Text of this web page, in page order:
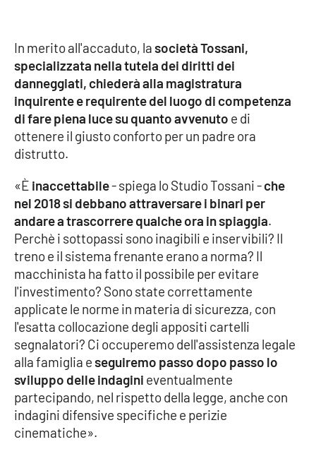
EDIZIONI
LOCALI
Catanzaro
Crotone
Vibo Valentia
Reggio Calabria
Cosenza
Lamezia Terme
PROGETTI
SPECIALI
Buona Sanità Calabria
LACALABRIAVISIONE
Destinazioni
In merito all'accaduto, lasocietà Tossani,
specializzata nella tutela dei diritti dei
danneggiati, chiederà alla magistratura
inquirente e requirente del luogo di competenza
di fare piena luce su quanto avvenuto e di
ottenere il giusto conforto per un padre ora
distrutto.
«È inaccettabile- spiega lo Studio Tossani -che
nel 2018 si debbano attraversare i binari per
andare a trascorrere qualche ora in spiaggia.
Perchè i sottopassi sono inagibili e inservibili? Il
treno e il sistema frenante erano a norma? Il
macchinista ha fatto il possibile per evitare
l'investimento? Sono state correttamente
applicate le norme in materia di sicurezza, con
l'esatta collocazione degli appositi cartelli
segnalatori? Ci occuperemo dell'assistenza legale
alla famiglia eseguiremo passo dopo passo lo
sviluppo delle indagini eventualmente
partecipando, nel rispetto della legge, anche con
indagini difensive specifiche e perizie
cinematiche».